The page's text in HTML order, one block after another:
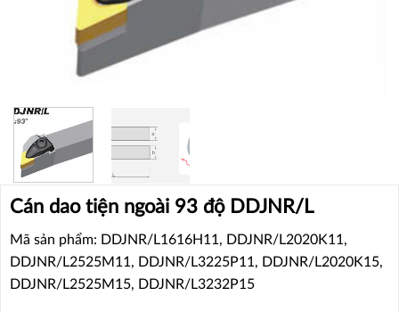
Cán dao tiện ngoài 93 độ DDJNR/L
Mã sản phẩm: DDJNR/L1616H11, DDJNR/L2020K11,
DDJNR/L2525M11, DDJNR/L3225P11, DDJNR/L2020K15,
DDJNR/L2525M15, DDJNR/L3232P15